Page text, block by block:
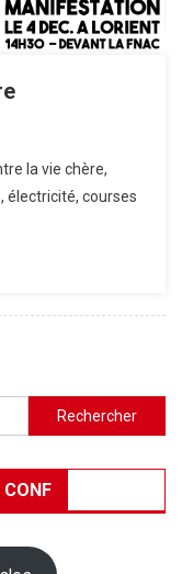
la vie chère,
électricité, courses
Rechercher :
CONF